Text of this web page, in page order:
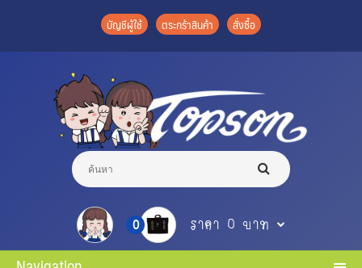
บัญชีผู้ใช้ ตระกร้าสินค้า สั่งซื้อ
0 ราคา 0 บาท